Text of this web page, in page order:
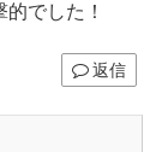
でした！
返信